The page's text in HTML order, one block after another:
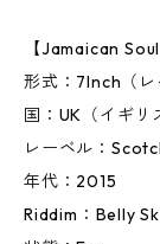
【Jamaican
形式：7Inch（レ
国：UK（イギリ
レーベル：
年代：2015
Riddim：Belly